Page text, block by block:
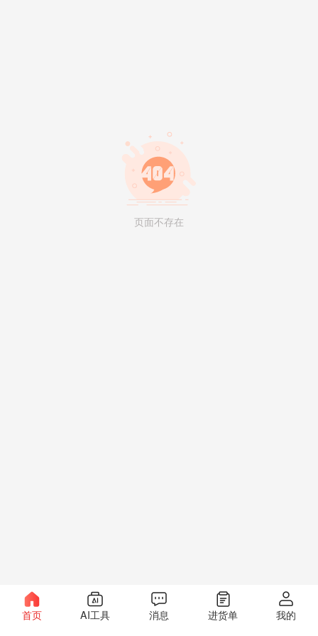
页面不存在
首页 AI工具 消息 进货单 我的